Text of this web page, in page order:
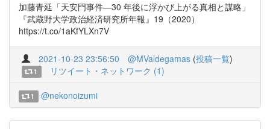
加藤青延「天安門事件―30 年後に浮かび上がる真相と謀略」
『武蔵野大学政治経済研究所年報』19（2020）
https://t.co/1aKfYLXn7V
2021-10-23 23:56:50 @MValdegamas (投稿一覧)
1 リツイート・ネットワーク (1)
1 @nekonoizumi